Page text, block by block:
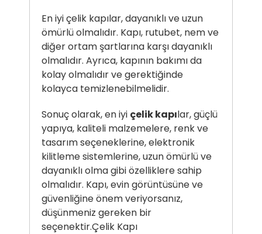
En iyi çelik kapılar, dayanıklı ve uzun
ömürlü olmalıdır. Kapı, rutubet, nem ve
diğer ortam şartlarına karşı dayanıklı
olmalıdır. Ayrıca, kapının bakımı da
kolay olmalıdır ve gerektiğinde
kolayca temizlenebilmelidir.
Sonuç olarak, en iyi çelik kapılar, güçlü
yapıya, kaliteli malzemelere, renk ve
tasarım seçeneklerine, elektronik
kilitleme sistemlerine, uzun ömürlü ve
dayanıklı olma gibi özelliklere sahip
olmalıdır. Kapı, evin görüntüsüne ve
güvenliğine önem veriyorsanız,
düşünmeniz gereken bir
seçenektir.Çelik Kapı